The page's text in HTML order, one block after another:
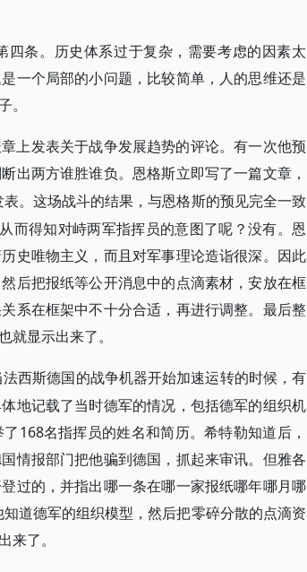
条。历史体系过于复杂，需要考虑的因素太
一个局部的小问题，比较简单，人的思维还是
。
上发表关于战争发展趋势的评论。有一次他预
出两方谁胜谁负。恩格斯立即写了一篇文章，
。这场战斗的结果，与恩格斯的预见完全一致
而得知对峙两军指挥员的意图了呢？没有。恩
史唯物主义，而且对军事理论造诣很深。因此
后把报纸等公开消息中的点滴素材，安放在框
系在框架中不十分合适，再进行调整。最后整
显示出来了。
西斯德国的战争机器开始加速运转的时候，有
地记载了当时德军的情况，包括德军的组织机
168名指挥员的姓名和简历。希特勒知道后，
情报部门把他骗到德国，抓起来审讯。但雅各
过的，并指出哪一条在哪一家报纸哪年哪月哪
道德军的组织模型，然后把零碎分散的点滴资
了。